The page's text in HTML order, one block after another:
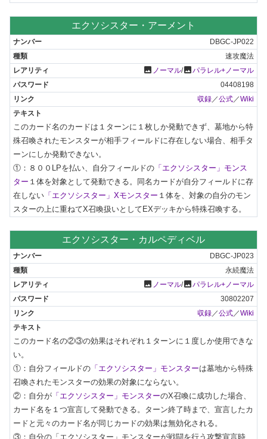
エクソシスター・アーメント
DBGC-JP022
速攻魔法
photo ノーマル/photoパラレル+ノーマル
04408198
収録／公式／Wiki
このカード名のカードは１ターンに１枚しか発動できず、墓地から特
殊召喚されたモンスターが相手フィールドに存在しない場合、相手タ
ーンにしか発動できない。
①：８００LPを払い、自分フィールドの 「エクソシスター」モンス
ター １体を対象として発動できる。同名カードが自分フィールドに存
在しない 「エクソシスター」Xモンスター １体を、対象の自分のモン
スターの上に重ねてX召喚扱いとしてEXデッキから特殊召喚する。
エクソシスター・カルペディベル
DBGC-JP023
永続魔法
photo ノーマル/photoパラレル+ノーマル
30802207
収録／公式／Wiki
このカード名の②③の効果はそれぞれ１ターンに１度しか使用できな
い。
①：自分フィールドの 「エクソシスター」モンスターは墓地から特殊
召喚されたモンスターの効果の対象にならない。
②：自分が 「エクソシスター」モンスターのX召喚に成功した場合、
カード名を１つ宣言して発動できる。ターン終了時まで、宣言したカ
ードと元々のカード名が同じカードの効果は無効化される。
③：自分の「エクソシスター」モンスターが戦闘を行う攻撃宣言時、